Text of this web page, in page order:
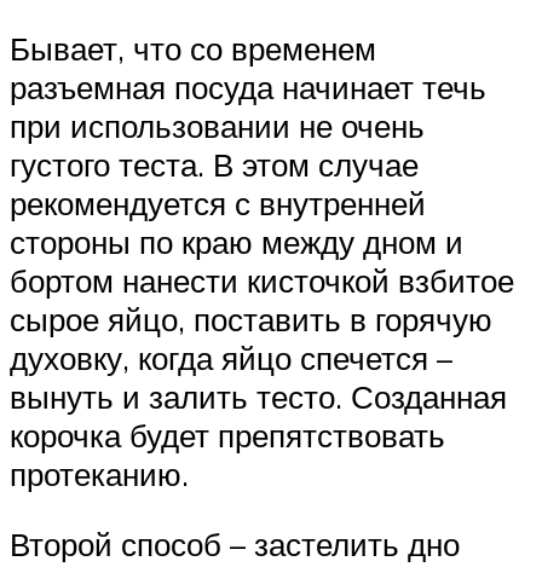
Бывает, что со временем
разъемная посуда начинает течь
при использовании не очень
густого теста. В этом случае
рекомендуется с внутренней
стороны по краю между дном и
бортом нанести кисточкой взбитое
сырое яйцо, поставить в горячую
духовку, когда яйцо спечется –
вынуть и залить тесто. Созданная
корочка будет препятствовать
протеканию.
Второй способ – застелить дно